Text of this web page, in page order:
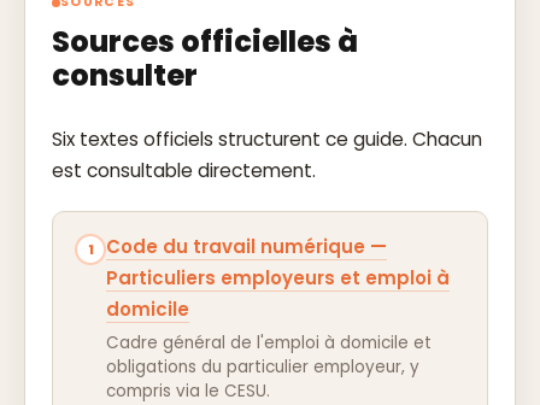
adapté.
Sources officielles à
consulter
Six textes officiels structurent ce guide. Chacun
est consultable directement.
1
Code du travail numérique —
Particuliers employeurs et emploi à
domicile
Cadre général de l'emploi à domicile et
obligations du particulier employeur, y
compris via le CESU.